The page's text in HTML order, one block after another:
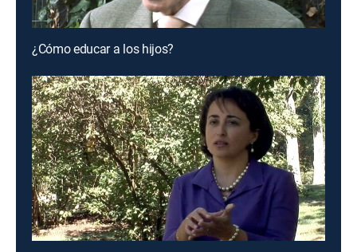
¿Cómo educar a los hijos?